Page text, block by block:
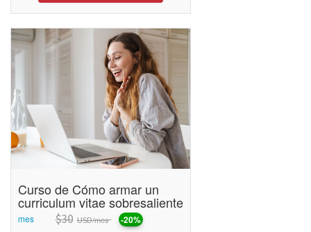
Curso de Cómo armar un
curriculum vitae sobresaliente
mes $30 USD/mes -20%